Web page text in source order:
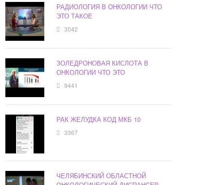
РАДИОЛОГИЯ В ОНКОЛОГИИ ЧТО
ЭТО ТАКОЕ
3042
ЗОЛЕДРОНОВАЯ КИСЛОТА В
ОНКОЛОГИИ ЧТО ЭТО
9441
РАК ЖЕЛУДКА КОД МКБ 10
3367
ЧЕЛЯБИНСКИЙ ОБЛАСТНОЙ